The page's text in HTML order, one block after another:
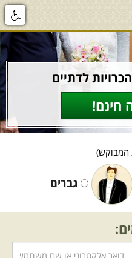
הכרויות לדתיים
חינם!
המבוקש)
גברים